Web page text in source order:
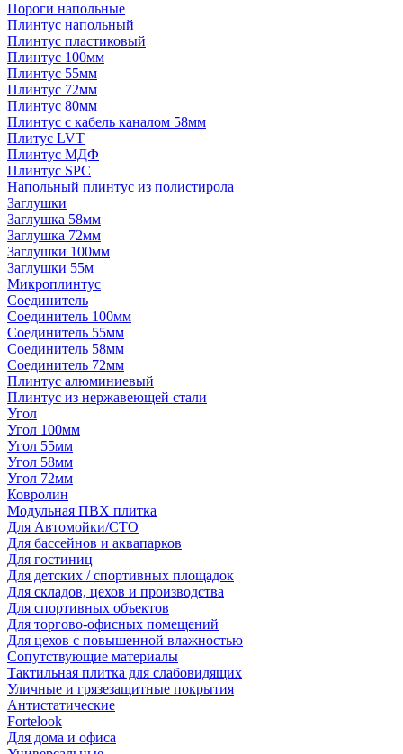
Пороги напольные
Плинтус напольный
Плинтус пластиковый
Плинтус 100мм
Плинтус 55мм
Плинтус 72мм
Плинтус 80мм
Плинтус с кабель каналом 58мм
Плитус LVT
Плинтус МДФ
Плинтус SPC
Напольный плинтус из полистирола
Заглушки
Заглушка 58мм
Заглушка 72мм
Заглушки 100мм
Заглушки 55м
Микроплинтус
Соединитель
Соединитель 100мм
Соединитель 55мм
Соединитель 58мм
Соединитель 72мм
Плинтус алюминиевый
Плинтус из нержавеющей стали
Угол
Угол 100мм
Угол 55мм
Угол 58мм
Угол 72мм
Ковролин
Модульная ПВХ плитка
Для Автомойки/СТО
Для бассейнов и аквапарков
Для гостиниц
Для детских / спортивных площадок
Для складов, цехов и производства
Для спортивных объектов
Для торгово-офисных помещений
Для цехов с повышенной влажностью
Сопутствующие материалы
Тактильная плитка для слабовидящих
Уличные и грязезащитные покрытия
Антистатические
Fortelook
Для дома и офиса